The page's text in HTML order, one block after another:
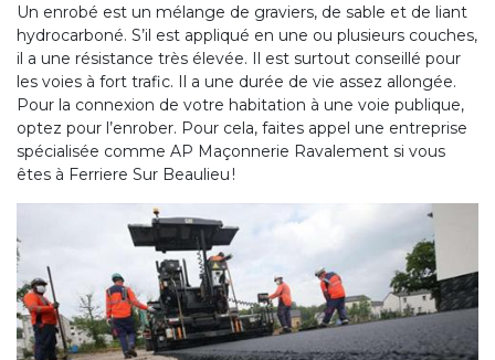
Un enrobé est un mélange de graviers, de sable et de liant
hydrocarboné. S’il est appliqué en une ou plusieurs couches,
il a une résistance très élevée. Il est surtout conseillé pour
les voies à fort trafic. Il a une durée de vie assez allongée.
Pour la connexion de votre habitation à une voie publique,
optez pour l’enrober. Pour cela, faites appel une entreprise
spécialisée comme AP Maçonnerie Ravalement si vous
êtes à Ferriere Sur Beaulieu !